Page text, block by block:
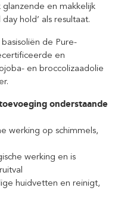
en makkelijk
hold’ als resultaat.
de Pure-
en
en broccolizaadolie
onderstaande
werking op schimmels,
werking en is
huidvetten en reinigt,